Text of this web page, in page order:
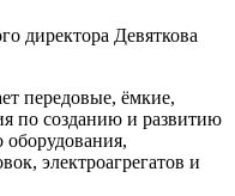
передовые, ёмкие,
по созданию и развитию
оборудования,
электроагрегатов и